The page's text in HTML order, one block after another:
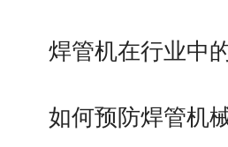
焊管机在行业中
如何预防焊管机